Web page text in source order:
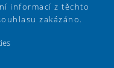
informací z těchto
zakázáno.